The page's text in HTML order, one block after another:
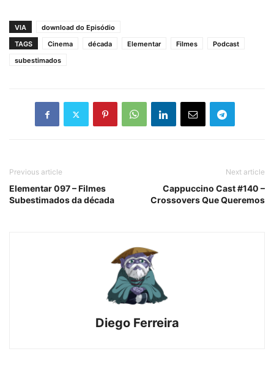
VIA
download do Episódio
TAGS
Cinema década Elementar Filmes
Podcast
subestimados
Previous article
Elementar 097 – Filmes
Subestimados da década
Next article
Cappuccino Cast #140 –
Crossovers Que Queremos
Diego Ferreira